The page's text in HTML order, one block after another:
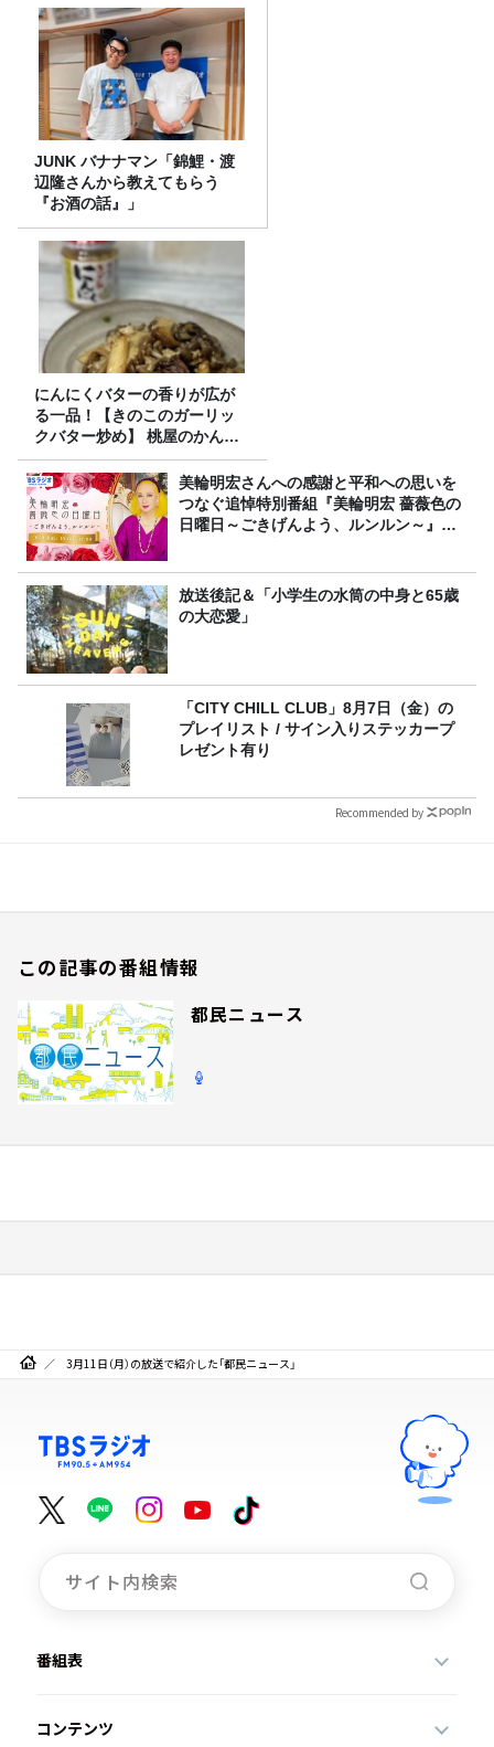
JUNK バナナマン「錦鯉・渡
辺隆さんから教えてもらう
『お酒の話』」
にんにくバターの香りが広が
る一品！【きのこのガーリッ
クバター炒め】 桃屋のかんた
んレシピ
美輪明宏さんへの感謝と平和への思いを
つなぐ追悼特別番組『美輪明宏 薔薇色の
日曜日～ごきげんよう、ルンルン～』
放送後記＆「小学生の水筒の中身と65歳
の大恋愛」
「CITY CHILL CLUB」8月7日（金）の
プレイリスト / サイン入りステッカープ
レゼント有り
Recommended by
この記事の番組情報
都民ニュース
3月11日（月）の放送で紹介した「都民ニュース」
番組表
コンテンツ